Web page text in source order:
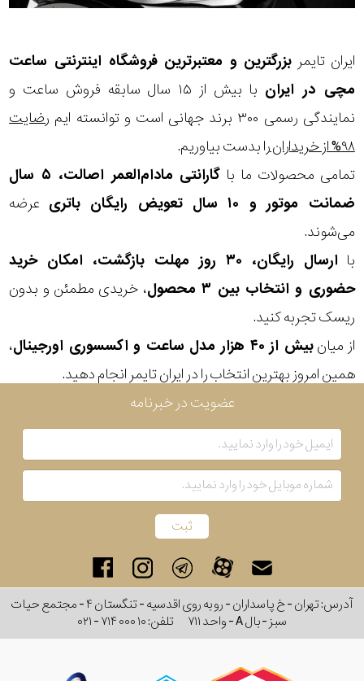
ایران تایمر بزرگترین و معتبرترین فروشگاه اینترنتی ساعت
مچی در ایران
با بیش از ۱۵ سال سابقه فروش ساعت و
نمایندگی رسمی ۳۰۰ برند جهانی است و توانسته ایم
رضایت
۹۸% از خریداران
را بدست بیاوریم.
تمامی محصولات ما با
گارانتی مادام‌العمر اصالت، ۵ سال
ضمانت موتور و ۱۰ سال تعویض رایگان باتری
عرضه
می‌شوند.
با
ارسال رایگان، ۳۰ روز مهلت بازگشت، امکان خرید
حضوری و انتخاب بین ۳ محصول
، خریدی مطمئن و بدون
ریسک تجربه کنید.
از میانبیش از ۴۰ هزار مدل ساعت و اکسسوری اورجینال
،
همین امروز بهترین انتخاب را در ایران تایمر انجام دهید.
عضویت در خبرنامه
آدرس: تهران - خ پاسداران - رو به روی اقدسیه - تنگستان ۴ - مجتمع حیات
سبز - بال A - واحد ۷۱۱
تلفن:۰۲۱ - ۷۱۴ ۰۰۰ ۱۰